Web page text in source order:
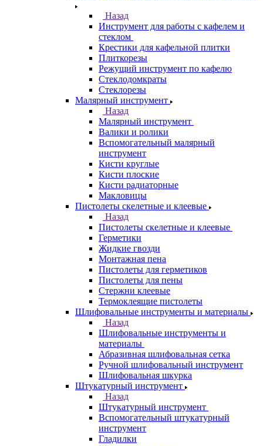
Назад
Инструмент для работы с кафелем и
стеклом
Крестики для кафельной плитки
Плиткорезы
Режущий инструмент по кафелю
Стеклодомкраты
Стеклорезы
Малярный инструмент
Назад
Малярный инструмент
Валики и ролики
Вспомогательный малярный
инструмент
Кисти круглые
Кисти плоские
Кисти радиаторные
Макловицы
Пистолеты скелетные и клеевые
Назад
Пистолеты скелетные и клеевые
Герметики
Жидкие гвозди
Монтажная пена
Пистолеты для герметиков
Пистолеты для пены
Стержни клеевые
Термоклеящие пистолеты
Шлифовальные инструменты и материалы
Назад
Шлифовальные инструменты и
материалы
Абразивная шлифовальная сетка
Ручной шлифовальный инструмент
Шлифовальная шкурка
Штукатурный инструмент
Назад
Штукатурный инструмент
Вспомогательный штукатурный
инструмент
Гладилки